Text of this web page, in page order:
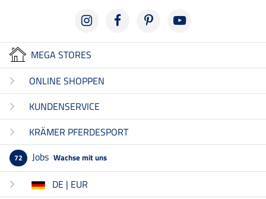
MEGA STORES
ONLINE SHOPPEN
KUNDENSERVICE
KRÄMER PFERDESPORT
72 Jobs Wachse mit uns
DE | EUR